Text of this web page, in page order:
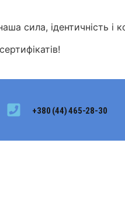
сила, ідентичність і
+380 (44) 465-28-30